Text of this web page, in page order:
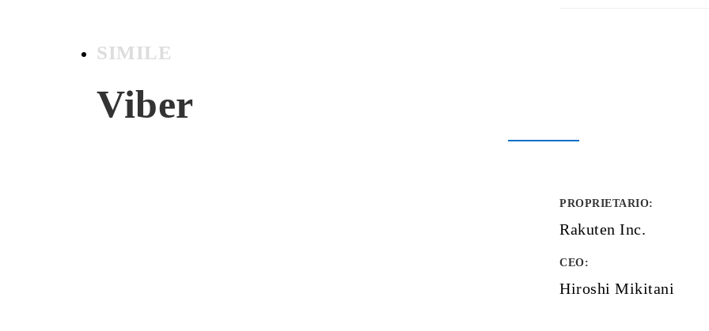
SIMILE
Viber
PROPRIETARIO:
Rakuten Inc.
CEO:
Hiroshi Mikitani